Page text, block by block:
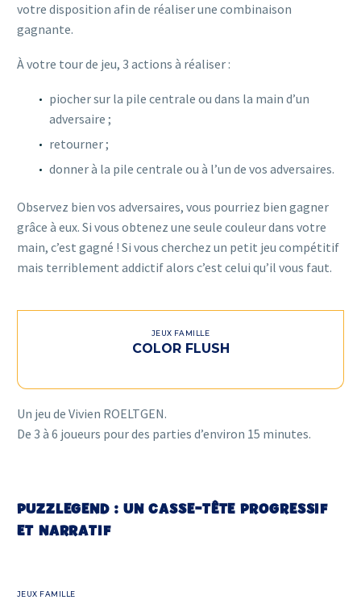
votre disposition afin de réaliser une combinaison
gagnante.
À votre tour de jeu, 3 actions à réaliser :
piocher sur la pile centrale ou dans la main d’un
adversaire ;
retourner ;
donner à la pile centrale ou à l’un de vos adversaires.
Observez bien vos adversaires, vous pourriez bien gagner
grâce à eux. Si vous obtenez une seule couleur dans votre
main, c’est gagné ! Si vous cherchez un petit jeu compétitif
mais terriblement addictif alors c’est celui qu’il vous faut.
JEUX FAMILLE
COLOR FLUSH
Un jeu de Vivien ROELTGEN.
De 3 à 6 joueurs pour des parties d’environ 15 minutes.
PUZZLEGEND : UN CASSE-TÊTE PROGRESSIF
ET NARRATIF
JEUX FAMILLE